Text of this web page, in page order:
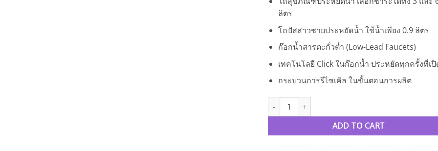
ลิตร
โถปัสสาวชายประหยัดน้ำ ใช้น้ำเพียง 0.9 ลิตร
ก๊อกน้ำสารตะกั่วต่ำ (Low-Lead Faucets)
เทคโนโลยี Click ในก๊อกน้ำ ประหยัดทุกครั้งที่เปิ
กระบวนการรีไซเคิล ในขั้นตอนการผลิต
สุขภัณฑ์ American Standard (TF-2704) quantity
ADD TO CART